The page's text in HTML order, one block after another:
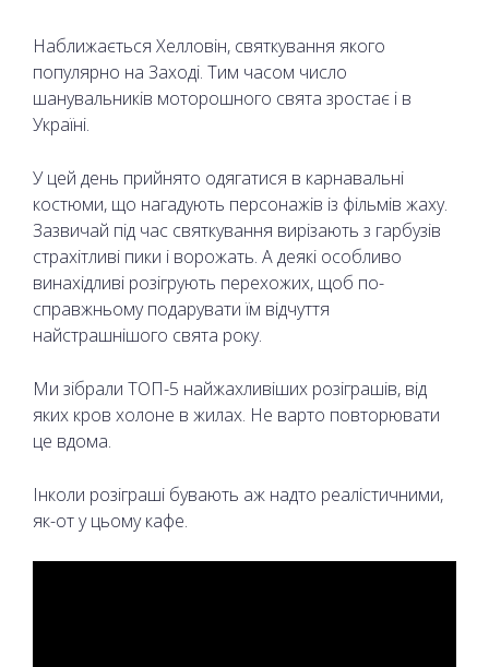
Наближається Хелловін, святкування якого
популярно на Заході. Тим часом число
шанувальників моторошного свята зростає і в
Україні.
У цей день прийнято одягатися в карнавальні
костюми, що нагадують персонажів із фільмів жаху.
Зазвичай під час святкування вирізають з гарбузів
страхітливі пики і ворожать. А деякі особливо
винахідливі розігрують перехожих, щоб по-
справжньому подарувати їм відчуття
найстрашнішого свята року.
Ми зібрали ТОП-5 найжахливіших розіграшів, від
яких кров холоне в жилах. Не варто повторювати
це вдома.
Інколи розіграші бувають аж надто реалістичними,
як-от у цьому кафе.